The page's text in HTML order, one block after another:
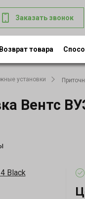
Заказать звонок
Возврат товара
установки
Вентс